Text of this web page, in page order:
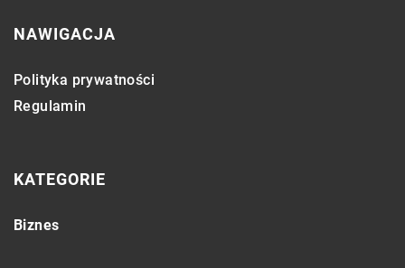
NAWIGACJA
Polityka prywatności
Regulamin
KATEGORIE
Biznes